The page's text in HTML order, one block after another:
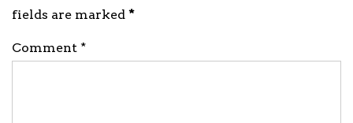
fields are marked *
Comment *